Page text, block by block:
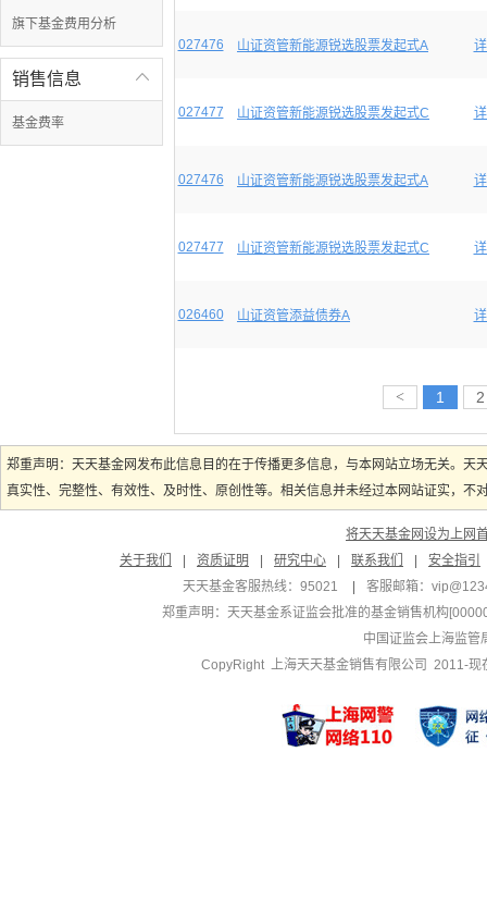
旗下基金费用分析

销售信息
基金费率
027476 山证资管新能源锐选股票发起式A
027477 山证资管新能源锐选股票发起式C
027476 山证资管新能源锐选股票发起式A
027477 山证资管新能源锐选股票发起式C
026460 山证资管添益债券A
< 1 2
郑重声明：天天基金网发布此信息目的在于传播更多信息，与本网站立场无关。
真实性、完整性、有效性、及时性、原创性等。相关信息并未经过本网站证实，
将天天基金网设为上网
关于我们
资质证明 研究中心 联系我们
安全指引
天天基金客服热线：95021
客服邮箱：
郑重声明： 天天基金系证监会批准的基金销售机构
中国证监会上海监管
CopyRight 上海天天基金销售有限公司 2011-